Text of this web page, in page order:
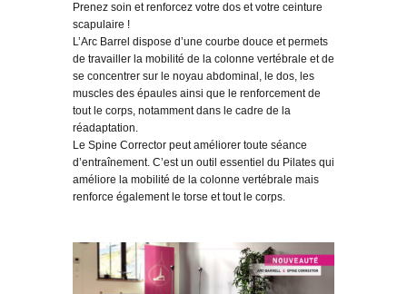
Prenez soin et renforcez votre dos et votre ceinture
scapulaire !
L’Arc Barrel dispose d’une courbe douce et permets
de travailler la mobilité de la colonne vertébrale et de
se concentrer sur le noyau abdominal, le dos, les
muscles des épaules ainsi que le renforcement de
tout le corps, notamment dans le cadre de la
réadaptation.
Le Spine Corrector peut améliorer toute séance
d’entraînement. C’est un outil essentiel du Pilates qui
améliore la mobilité de la colonne vertébrale mais
renforce également le torse et tout le corps.